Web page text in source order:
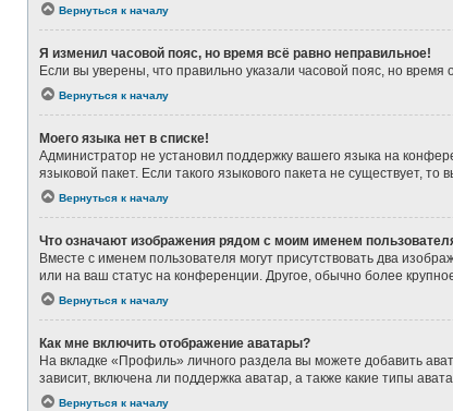
Вернуться к началу
Я изменил часовой пояс, но время всё равно неправильное!
Если вы уверены, что правильно указали часовой пояс, но
Вернуться к началу
Моего языка нет в списке!
Администратор не установил поддержку вашего языка на
языковой пакет. Если такого языкового пакета не существует,
Вернуться к началу
Что означают изображения рядом с моим именем
Вместе с именем пользователя могут присутствовать два
или на ваш статус на конференции. Другое, обычно более
Вернуться к началу
Как мне включить отображение аватары?
На вкладке «Профиль» личного раздела вы можете добавить
зависит, включена ли поддержка аватар, а также какие типы
Вернуться к началу